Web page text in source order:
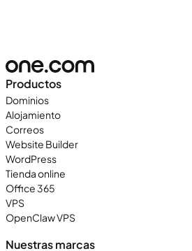
Productos
Dominios
Alojamiento
Correos
Website Builder
WordPress
Tienda online
Office 365
VPS
OpenClaw VPS
Nuestras marcas